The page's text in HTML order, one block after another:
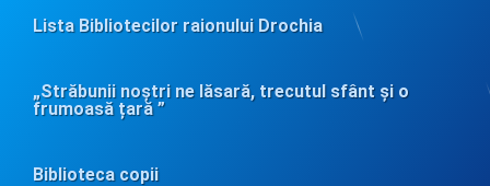
Lista Bibliotecilor raionului Drochia
„Străbunii noștri ne lăsară, trecutul sfânt și o
frumoasă țară ”
Biblioteca copii